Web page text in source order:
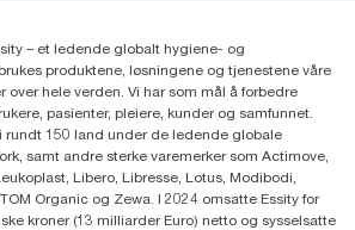
vei 6– et ledende globalt hygiene- og
produktene, løsningene og tjenestene våre
over hele verden. Vi har som mål å forbedre
pasienter, pleiere, kunder og samfunnet.
rundt 150 land under de ledende globale
samt andre sterke varemerker som Actimove,
Libero, Libresse, Lotus, Modibodi,
Organic og Zewa. I 2024 omsatte Essity for
kroner (13 milliarder Euro) netto og sysselsatte